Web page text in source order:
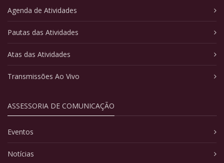
Agenda de Atividades
Pautas das Atividades
Atas das Atividades
Transmissões Ao Vivo
ASSESSORIA DE COMUNICAÇÃO
Eventos
Notícias